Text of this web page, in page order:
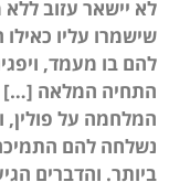
לא יישאר עזוב
שישמרו עליו
להם בו מעמד,
התחיה המלאה […]
המלחמה על
נשלחה להם
ביותר. והדברים